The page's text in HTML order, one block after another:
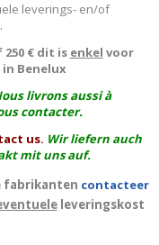
leverings- en/of
.
€ dit is enkel voor
Benelux
livrons aussi à
contacter.
us. Wir liefern auch
mit uns auf.
fabrikanten contacteer
leveringskost